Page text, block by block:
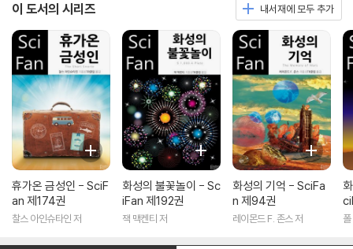
이 도서의 시리즈 내서재에 모두 추가
휴가온 금성인 - SciF
an 제174권
찰스 아인슈타인 저
화성의 불꽃놀이 - Sc
iFan 제192권
잭 맥켄티 저
화성의 기억 - SciFa
n 제94권
레이몬드 F. 존스 저 폴